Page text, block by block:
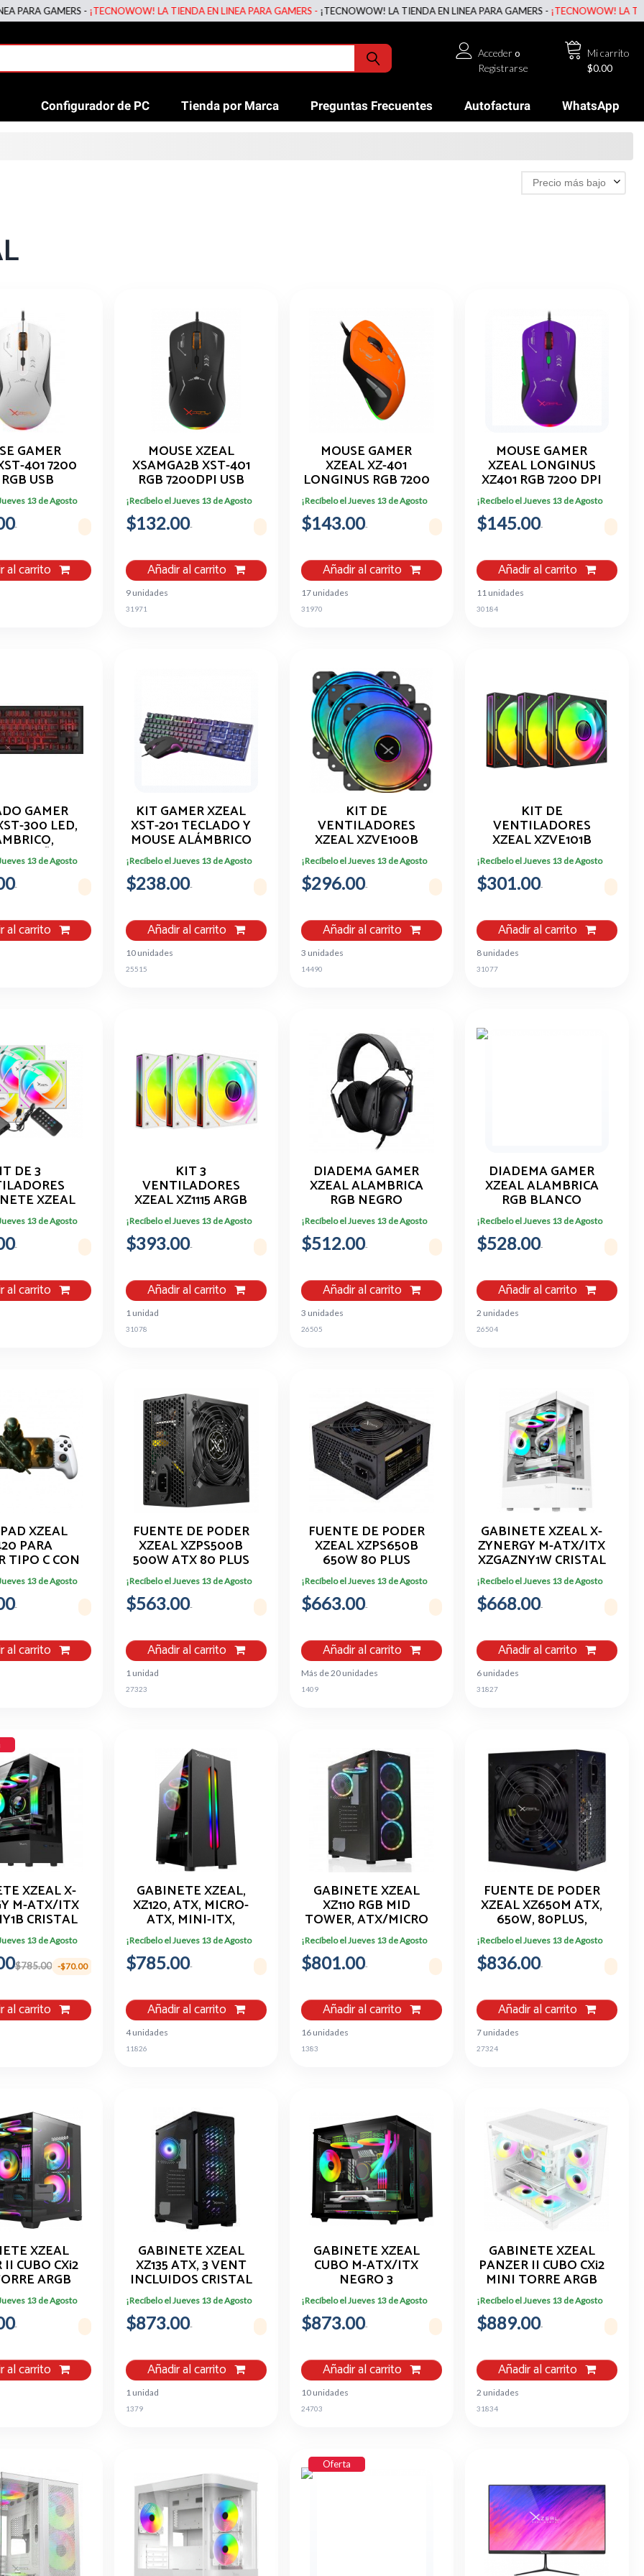
-¡TECNOWOW! LA TIENDA EN LINEA PARA GAMERS -¡TECNOWOW! LA TIENDA EN LINEA PARA GAMERS -¡TECNOWOW! LA TIENDA EN
Mi carrito
$0.00
Accedero
Registrarse
Configurador de PC Tienda por Marca Preguntas Frecuentes Autofactura WhatsApp
Precio más bajo
GAMER
401 7200
USB
NEGRO
13 de Agosto
al carrito
MOUSE XZEAL
XSAMGA2B XST-401
RGB 7200DPI USB
NEGRO
¡Recíbelo el Jueves 13 de Agosto
$132.00
Añadir al carrito
9 unidades
31971
MOUSE GAMER
XZEAL XZ-401
LONGINUS RGB 7200
DPI 6 BOTONES USB
1.5M
¡Recíbelo el Jueves 13 de Agosto
$143.00
Añadir al carrito
17 unidades
31970
MOUSE GAMER
XZEAL LONGINUS
XZ401 RGB 7200 DPI
¡Recíbelo el Jueves 13 de Agosto
$145.00
Añadir al carrito
11 unidades
30184
GAMER
300 LED,
13 de Agosto
al carrito
KIT GAMER XZEAL
XST-201 TECLADO Y
MOUSE ALÁMBRICO
¡Recíbelo el Jueves 13 de Agosto
$238.00
Añadir al carrito
10 unidades
25515
KIT DE
VENTILADORES
XZEAL XZVE100B
NEGRO,
VENTILADOR, 1200
RPM
¡Recíbelo el Jueves 13 de Agosto
$296.00
Añadir al carrito
3 unidades
14490
KIT DE
VENTILADORES
XZEAL XZVE101B
3X120MM ARGB
1200RPM
¡Recíbelo el Jueves 13 de Agosto
$301.00
Añadir al carrito
8 unidades
31077
DE 3
XZEAL
BLANCO
13 de Agosto
al carrito
KIT 3
VENTILADORES
XZEAL XZ1115 ARGB
CONTROLADORA
BLANCOS
¡Recíbelo el Jueves 13 de Agosto
$393.00
Añadir al carrito
1 unidad
31078
DIADEMA GAMER
XZEAL ALAMBRICA
RGB NEGRO
¡Recíbelo el Jueves 13 de Agosto
$512.00
Añadir al carrito
3 unidades
26505
DIADEMA GAMER
XZEAL ALAMBRICA
RGB BLANCO
¡Recíbelo el Jueves 13 de Agosto
$528.00
Añadir al carrito
2 unidades
26504
XZEAL
PARA
TIPO C CON
13 de Agosto
al carrito
FUENTE DE PODER
XZEAL XZPS500B
500W ATX 80 PLUS
BRONZE NO
MODULAR
¡Recíbelo el Jueves 13 de Agosto
$563.00
Añadir al carrito
1 unidad
27323
FUENTE DE PODER
XZEAL XZPS650B
650W 80 PLUS
BRONZE, 20+4 PIN
ATX
¡Recíbelo el Jueves 13 de Agosto
$663.00
Añadir al carrito
Más de 20 unidades
1409
GABINETE XZEAL X-
ZYNERGY M-ATX/ITX
XZGAZNY1W CRISTAL
3 FAN BLANCO
¡Recíbelo el Jueves 13 de Agosto
$668.00
Añadir al carrito
6 unidades
31827
XZEAL X-
M-ATX/ITX
CRISTAL
INC
13 de Agosto
$785.00 -$70.00
al carrito
GABINETE XZEAL,
XZ120, ATX, MICRO-
ATX, MINI-ITX,
NEGRO XZCGB03B
¡Recíbelo el Jueves 13 de Agosto
$785.00
Añadir al carrito
4 unidades
11826
GABINETE XZEAL
XZ110 RGB MID
TOWER, ATX/MICRO
ATX/MINI-ATX
NEGRO
¡Recíbelo el Jueves 13 de Agosto
$801.00
Añadir al carrito
16 unidades
1383
FUENTE DE PODER
XZEAL XZ650M ATX,
650W, 80PLUS,
MODULAR NEGRO
¡Recíbelo el Jueves 13 de Agosto
$836.00
Añadir al carrito
7 unidades
27324
XZEAL
II CUBO CXi2
ARGB
NEGRO
13 de Agosto
al carrito
GABINETE XZEAL
XZ135 ATX, 3 VENT
INCLUIDOS CRISTAL
TEMPLADO
¡Recíbelo el Jueves 13 de Agosto
$873.00
Añadir al carrito
1 unidad
1379
GABINETE XZEAL
CUBO M-ATX/ITX
NEGRO 3
VENTILADORES
ARGB XZGAMC1B
¡Recíbelo el Jueves 13 de Agosto
$873.00
Añadir al carrito
10 unidades
24703
GABINETE XZEAL
PANZER II CUBO CXi2
MINI TORRE ARGB
VIDRIO BLANCO
¡Recíbelo el Jueves 13 de Agosto
$889.00
Añadir al carrito
2 unidades
31834
Oferta